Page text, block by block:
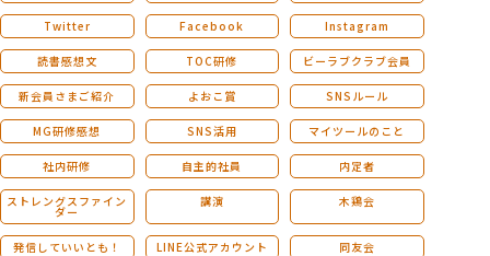
Twitter Facebook Instagram
読書感想文 TOC研修 ビーラブクラブ会員
新会員さまご紹介 よおこ賞 SNSルール
MG研修感想 SNS活用 マイツールのこと
社内研修 自主的社員 内定者
ストレングスファイン
ダー
講演 木鶏会
発信していいとも！ LINE公式アカウント 同友会